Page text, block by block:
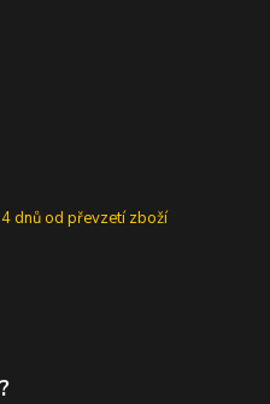
dnů od převzetí zboží